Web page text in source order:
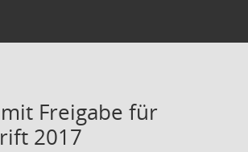
Freigabe für
2017